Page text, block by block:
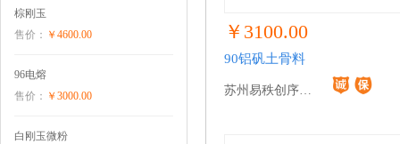
棕刚玉
售价： ￥4600.00
96电熔
售价： ￥3000.00
白刚玉微粉
￥3100.00
90铝矾土骨料
苏州易秩创序…